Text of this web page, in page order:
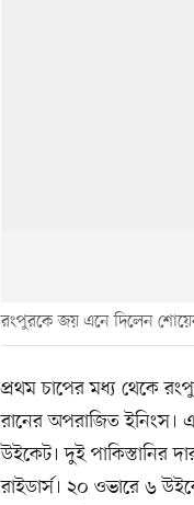
রংপুরকে জয় এনে দিলেন
প্রথম চাপের মধ্য থেকে
রানের অপরাজিত ইনিংস।
উইকেট। দুই পাকিস্তানির
রাইডার্স। ২০ ওভারে ৬